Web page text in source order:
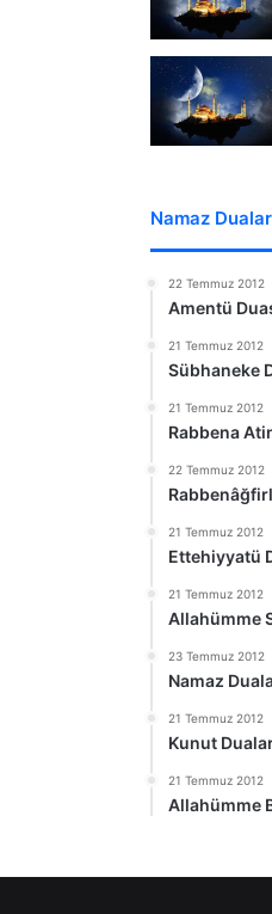
Namaz
22 Temmuz 2012
Amentü
21 Temmuz 2012
Sübhaneke
21 Temmuz 2012
Rabbena
22 Temmuz 2012
21 Temmuz 2012
Ettehiyyatü
21 Temmuz 2012
Allahümme
23 Temmuz 2012
Namaz
21 Temmuz 2012
Kunut
21 Temmuz 2012
Allahümme